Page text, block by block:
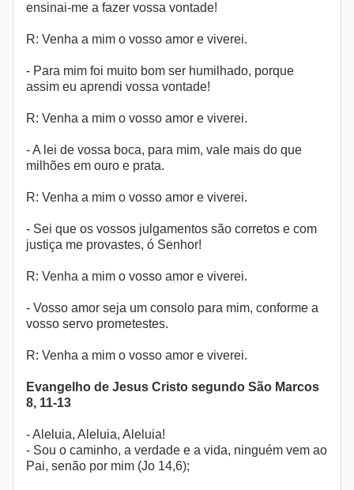
ensinai-me a fazer vossa vontade!
R: Venha a mim o vosso amor e viverei.
- Para mim foi muito bom ser humilhado, porque
assim eu aprendi vossa vontade!
R: Venha a mim o vosso amor e viverei.
- A lei de vossa boca, para mim, vale mais do que
milhões em ouro e prata.
R: Venha a mim o vosso amor e viverei.
- Sei que os vossos julgamentos são corretos e com
justiça me provastes, ó Senhor!
R: Venha a mim o vosso amor e viverei.
- Vosso amor seja um consolo para mim, conforme a
vosso servo prometestes.
R: Venha a mim o vosso amor e viverei.
Evangelho de Jesus Cristo segundo São Marcos
8, 11-13
- Aleluia, Aleluia, Aleluia!
- Sou o caminho, a verdade e a vida, ninguém vem ao
Pai, senão por mim (Jo 14,6);